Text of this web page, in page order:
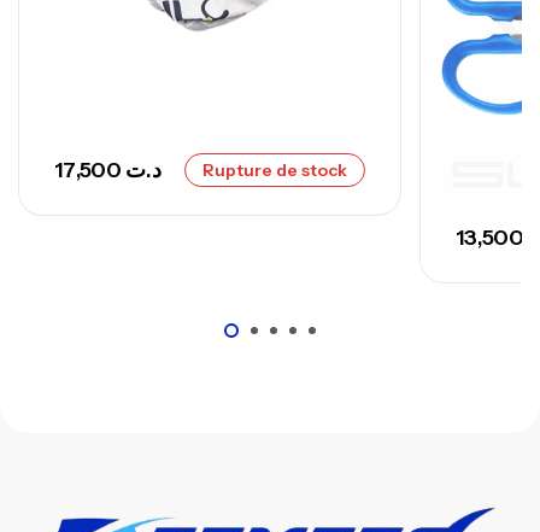
د.ت748,000
د.ت Rupture de stock